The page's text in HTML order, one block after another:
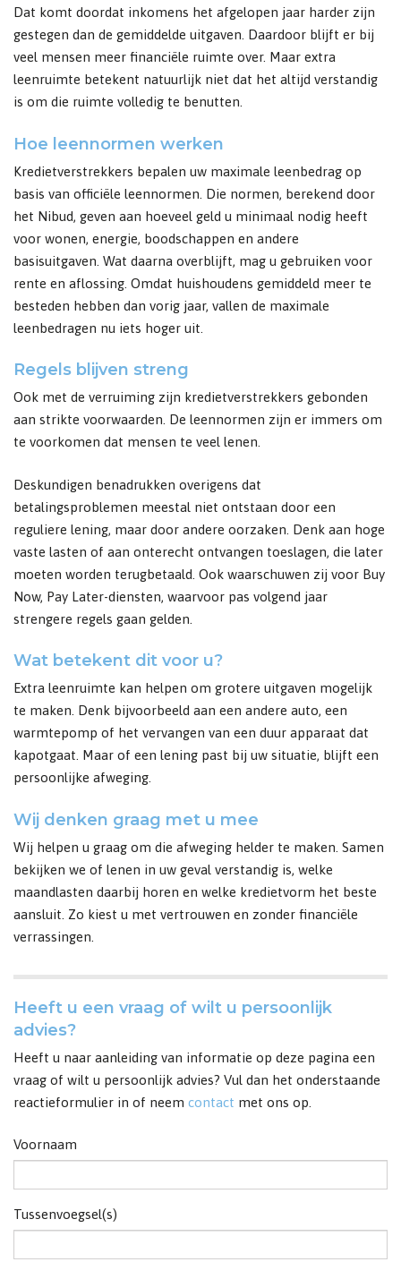
Dat komt doordat inkomens het afgelopen jaar harder zijn
gestegen dan de gemiddelde uitgaven. Daardoor blijft er bij
veel mensen meer financiële ruimte over. Maar extra
leenruimte betekent natuurlijk niet dat het altijd verstandig
is om die ruimte volledig te benutten.
Hoe leennormen werken
Kredietverstrekkers bepalen uw maximale leenbedrag op
basis van officiële leennormen. Die normen, berekend door
het Nibud, geven aan hoeveel geld u minimaal nodig heeft
voor wonen, energie, boodschappen en andere
basisuitgaven. Wat daarna overblijft, mag u gebruiken voor
rente en aflossing. Omdat huishoudens gemiddeld meer te
besteden hebben dan vorig jaar, vallen de maximale
leenbedragen nu iets hoger uit.
Regels blijven streng
Ook met de verruiming zijn kredietverstrekkers gebonden
aan strikte voorwaarden. De leennormen zijn er immers om
te voorkomen dat mensen te veel lenen.
Deskundigen benadrukken overigens dat
betalingsproblemen meestal niet ontstaan door een
reguliere lening, maar door andere oorzaken. Denk aan hoge
vaste lasten of aan onterecht ontvangen toeslagen, die later
moeten worden terugbetaald. Ook waarschuwen zij voor Buy
Now, Pay Later-diensten, waarvoor pas volgend jaar
strengere regels gaan gelden.
Wat betekent dit voor u?
Extra leenruimte kan helpen om grotere uitgaven mogelijk
te maken. Denk bijvoorbeeld aan een andere auto, een
warmtepomp of het vervangen van een duur apparaat dat
kapotgaat. Maar of een lening past bij uw situatie, blijft een
persoonlijke afweging.
Wij denken graag met u mee
Wij helpen u graag om die afweging helder te maken. Samen
bekijken we of lenen in uw geval verstandig is, welke
maandlasten daarbij horen en welke kredietvorm het beste
aansluit. Zo kiest u met vertrouwen en zonder financiële
verrassingen.
Heeft u een vraag of wilt u persoonlijk
advies?
Heeft u naar aanleiding van informatie op deze pagina een
vraag of wilt u persoonlijk advies? Vul dan het onderstaande
reactieformulier in of neem contact met ons op.
Voornaam
Tussenvoegsel(s)